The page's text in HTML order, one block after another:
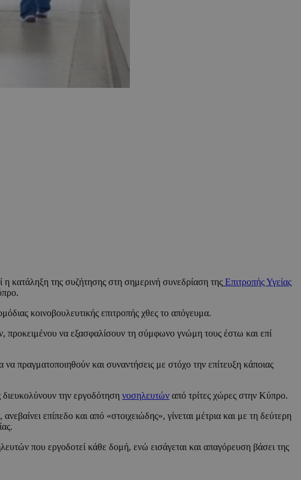
η κατάληξη της συζήτησης στη σημερινή συνεδρίαση της Επιτροπής Υγείας
κοινοβουλευτικής επιτροπής χθες το απόγευμα.
προκειμένου να εξασφαλίσουν τη σύμφωνο γνώμη τους έστω και επί
πραγματοποιηθούν και συναντήσεις με στόχο την επίτευξη κάποιας
διευκολύνουν την εργοδότηση νοσηλευτών από τρίτες χώρες στην Κύπρο.
επίπεδο και από «στοιχειώδης», γίνεται μέτρια και με τη δεύτερη
που εργοδοτεί κάθε δομή, ενώ εισάγεται και απαγόρευση βάσει της